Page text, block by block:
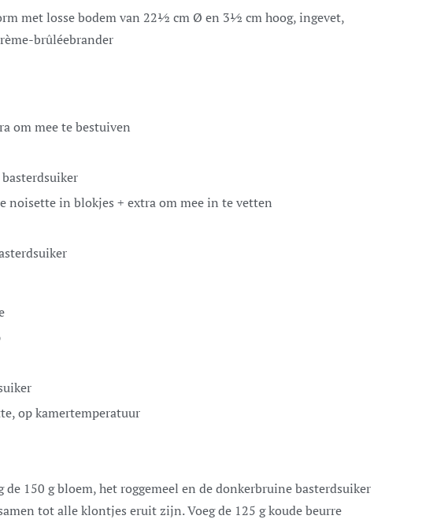
met losse bodem van 22½ cm Ø en 3½ cm hoog, ingevet,
brûléebrander
om mee te bestuiven
noisettein blokjes + extra om mee in te vetten
op kamertemperatuur
de 150 g bloem, het roggemeel en de donkerbruine basterdsuiker
tot alle klontjes eruit zijn. Voeg de 125 g koude beurre